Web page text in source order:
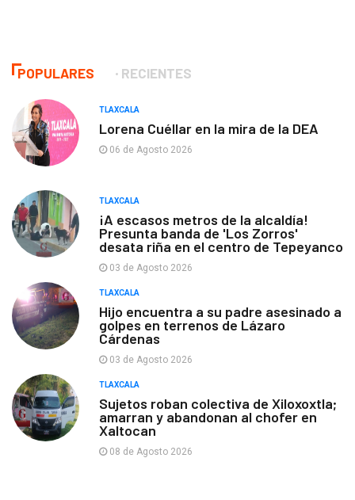
POPULARES RECIENTES
TLAXCALA
Lorena Cuéllar en la mira de la DEA
06 de Agosto 2026
TLAXCALA
¡A escasos metros de la alcaldía!
Presunta banda de 'Los Zorros'
desata riña en el centro de Tepeyanco
03 de Agosto 2026
TLAXCALA
Hijo encuentra a su padre asesinado a
golpes en terrenos de Lázaro
Cárdenas
03 de Agosto 2026
TLAXCALA
Sujetos roban colectiva de Xiloxoxtla;
amarran y abandonan al chofer en
Xaltocan
08 de Agosto 2026